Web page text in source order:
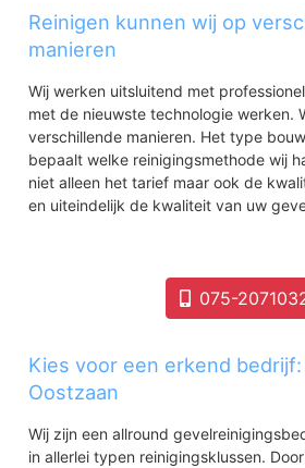
Reinigen kunnen wij op
manieren
Wij werken uitsluitend met
met de nieuwste technologie werken.
verschillende manieren. Het type
bepaalt welke reinigingsmethode wij
niet alleen het tarief maar ook de
en uiteindelijk de kwaliteit van uw
075-
Kies voor een erkend
Oostzaan
Wij zijn een allround
in allerlei typen reinigingsklussen.